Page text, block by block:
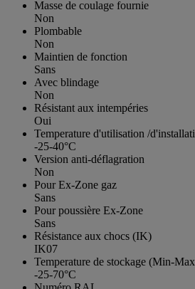
Masse de coulage fournie
Non
Plombable
Non
Maintien de fonction
Sans
Avec blindage
Non
Résistant aux intempéries
Oui
Temperature d'utilisation /
-25-40°C
Version anti-déflagration
Non
Pour Ex-Zone gaz
Sans
Pour poussière Ex-Zone
Sans
Résistance aux chocs (IK)
IK07
Temperature de stockage (Min-
-25-70°C